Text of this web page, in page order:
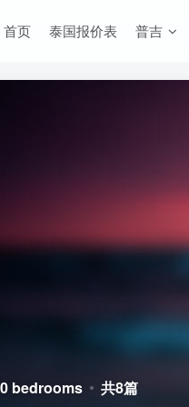
首页 泰国报价表 普吉
bedrooms 共8篇